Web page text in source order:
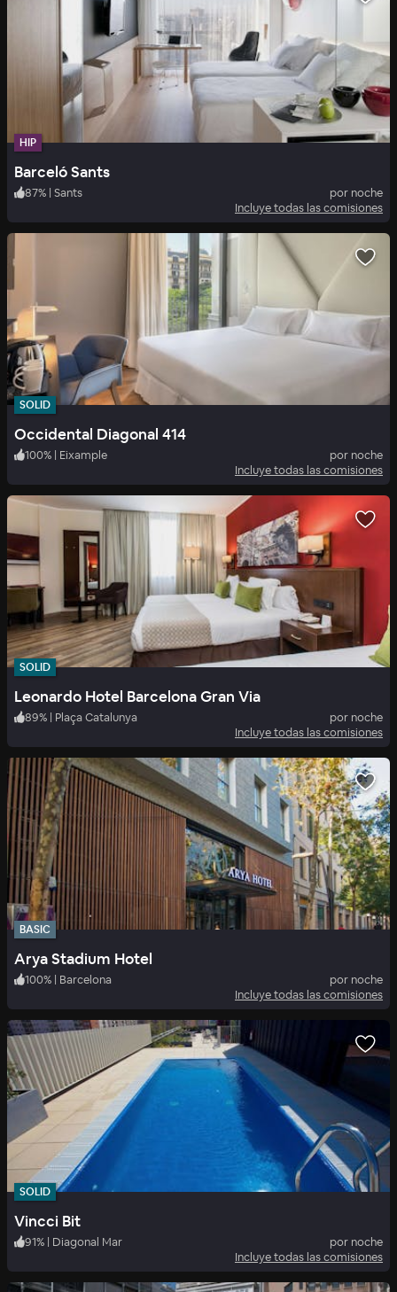
HIP
Barceló Sants
87% | Sants
por noche
Incluye todas las comisiones
SOLID
Occidental Diagonal 414
100% | Eixample
por noche
Incluye todas las comisiones
SOLID
Leonardo Hotel Barcelona Gran Via
89% | Plaça Catalunya
por noche
Incluye todas las comisiones
BASIC
Arya Stadium Hotel
100% | Barcelona
por noche
Incluye todas las comisiones
SOLID
Vincci Bit
91% | Diagonal Mar
por noche
Incluye todas las comisiones